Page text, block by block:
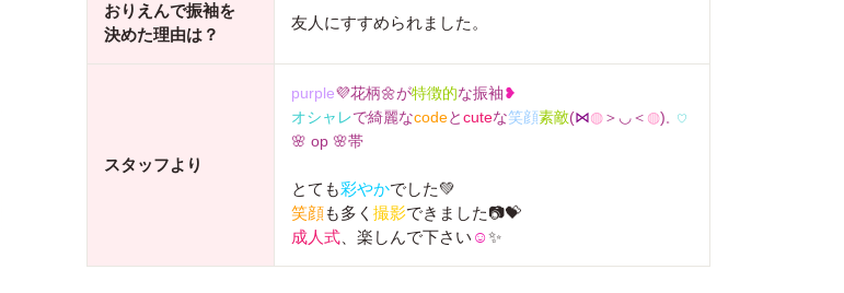
おりえんで振袖を
決めた理由は？
友人にすすめられました。
スタッフより
purple💜花柄🌼が特徴的な振袖❥
オシャレで綺麗なcodeとcuteな笑顔素敵(⋈◍＞◡＜ ◍) ♡
🌸 op 🌸帯
とても彩やかでした💚
笑顔も多く 撮影できました📷💝
成人式 、楽しんで下さい ☺✨